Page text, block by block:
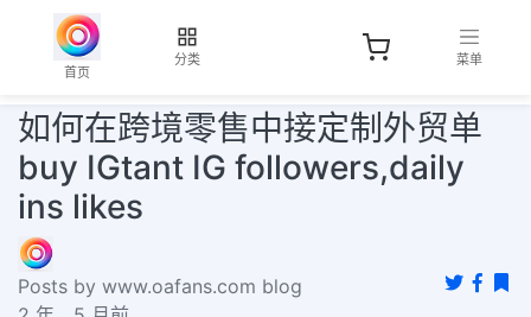
首页
分类 菜单
如何在跨境零售中接定制外贸单
buy IGtant IG followers,daily
ins likes
Posts by www.oafans.com blog